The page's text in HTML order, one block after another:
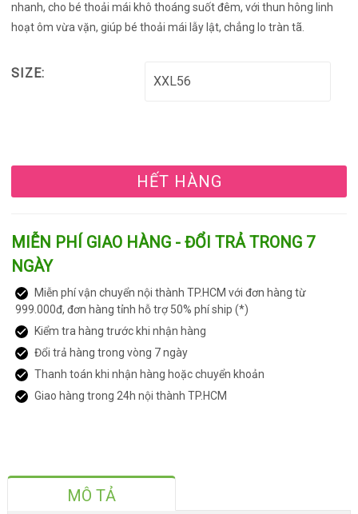
nhanh, cho bé thoải mái khô thoáng suốt đêm, với thun hông linh
hoạt ôm vừa vặn, giúp bé thoải mái lẫy lật, chẳng lo tràn tã.
SIZE:
HẾT HÀNG
MIỄN PHÍ GIAO HÀNG - ĐỔI TRẢ TRONG 7
NGÀY
Miễn phí vận chuyển nội thành TP.HCM với đơn hàng từ
999.000đ, đơn hàng tỉnh hỗ trợ 50% phí ship (*)
Kiểm tra hàng trước khi nhận hàng
Đổi trả hàng trong vòng 7 ngày
Thanh toán khi nhận hàng hoặc chuyển khoản
Giao hàng trong 24h nội thành TP.HCM
MÔ TẢ